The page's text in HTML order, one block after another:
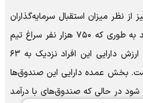
از نظر میزان استقبال سرمایه‌گذاران
در رتبه دوم قرار دارند به طوری که ۷۵۰ هزار نفر سراغ تیم
صندوق‌ها رفته اند و ارزش دارایی این افراد نزدیک به ۶۳
است. بخش عمده دارایی این صندوق‌ها
در حالی که صندوق‌های با درآمد